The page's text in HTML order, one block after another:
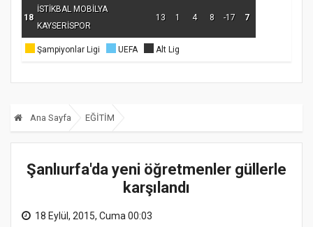
18
İSTİKBAL MOBİLYA
KAYSERİSPOR
13 1 4 8 -17 7
Şampiyonlar Ligi UEFA Alt Lig
Ana Sayfa EĞİTİM
Şanlıurfa'da yeni öğretmenler güllerle
karşılandı
18 Eylül, 2015, Cuma 00:03